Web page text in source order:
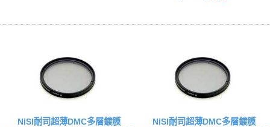
NISI耐司超薄DMC多層鍍膜
NISI耐司超薄DMC多層鍍膜